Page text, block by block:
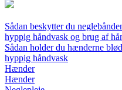
Sådan beskytter du
hyppig håndvask og brug af
Sådan holder du hænderne
hyppig håndvask
Hænder
Hænder